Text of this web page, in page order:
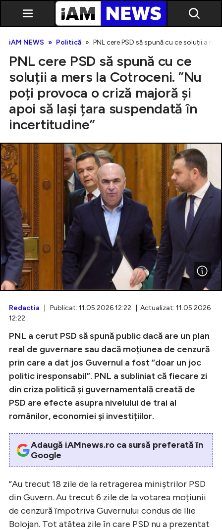
Exclusiv
Intră în cont
Creează cont
iAM NEWS Politică PNL cere PSD să spună cu ce soluții a
PNL cere PSD să spună cu ce
soluții a mers la Cotroceni. ”Nu
poți provoca o criză majoră și
apoi să lași țara suspendată în
incertitudine”
Redactia | Publicat: 11.05.2026 12:22 | Actualizat: 11.05.2026
12:22
PNL a cerut PSD să spună public dacă are un plan
real de guvernare sau dacă moțiunea de cenzură
prin care a dat jos Guvernul a fost ”doar un joc
politic iresponsabil”. PNL a subliniat că fiecare zi
din criza politică și guvernamentală creată de
PSD are efecte asupra nivelului de trai al
românilor, economiei și investițiilor.
Adaugă iAMnews.ro ca sursă preferată în
Google
”Au trecut 18 zile de la retragerea miniștrilor PSD
din Guvern. Au trecut 6 zile de la votarea moțiunii
de cenzură împotriva Guvernului condus de Ilie
Bolojan. Tot atâtea zile în care PSD nu a prezentat